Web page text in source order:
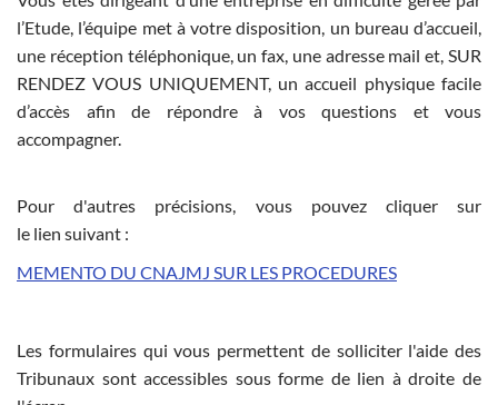
l’Etude, l’équipe met à votre disposition, un bureau d’accueil,
une réception téléphonique, un fax, une adresse mail et, SUR
RENDEZ VOUS UNIQUEMENT, un accueil physique facile
d’accès afin de répondre à vos questions et vous
accompagner.
Pour d'autres précisions, vous pouvez cliquer sur
le lien suivant :
MEMENTO DU CNAJMJ SUR LES PROCEDURES
Les formulaires qui vous permettent de solliciter l'aide des
Tribunaux sont accessibles sous forme de lien à droite de